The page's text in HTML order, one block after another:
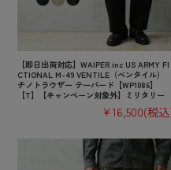
【即日出荷対応】WAIPER.inc US ARMY FI
CTIONAL M-49 VENTILE（ベンタイル）
チノトラウザー テーパード【WP1086】
【T】【キャンペーン対象外】ミリタリー
¥16,500(税